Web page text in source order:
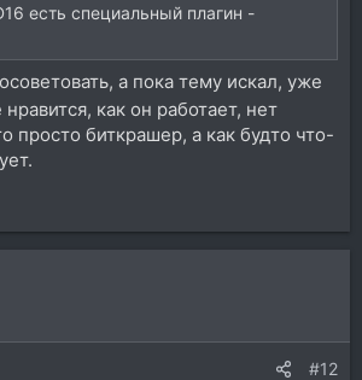
есть специальный плагин -
а пока тему искал, уже
как он работает, нет
просто биткрашер, а как будто что-
#12